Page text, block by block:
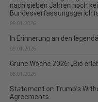
nach sieben Jahren noch
09.01.2026
In Erinnerung an den
09.01.2026
Grüne Woche 2026: „Bio
08.01.2026
Statement on Trump’s
Agreements